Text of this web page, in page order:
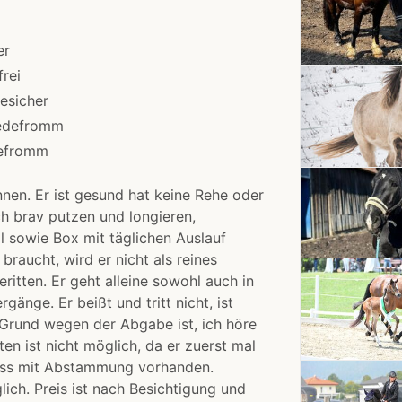
Er ist gesund hat keine Rehe oder
brav putzen und longieren,
sowie Box mit täglichen Auslauf
wird er nicht als reines
Er geht alleine sowohl auch in
Er beißt und tritt nicht, ist
wegen der Abgabe ist, ich höre
ist nicht möglich, da er zuerst mal
mit Abstammung vorhanden.
Preis ist nach Besichtigung und